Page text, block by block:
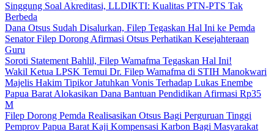
Singgung Soal Akreditasi, LLDIKTI: Kualitas PTN-PTS Tak
Berbeda
Dana Otsus Sudah Disalurkan, Filep Tegaskan Hal Ini ke Pemda
Senator Filep Dorong Afirmasi Otsus Perhatikan Kesejahteraan
Guru
Soroti Statement Bahlil, Filep Wamafma Tegaskan Hal Ini!
Wakil Ketua LPSK Temui Dr. Filep Wamafma di STIH Manokwari
Majelis Hakim Tipikor Jatuhkan Vonis Terhadap Lukas Enembe
Papua Barat Alokasikan Dana Bantuan Pendidikan Afirmasi Rp35
M
Filep Dorong Pemda Realisasikan Otsus Bagi Perguruan Tinggi
Pemprov Papua Barat Kaji Kompensasi Karbon Bagi Masyarakat